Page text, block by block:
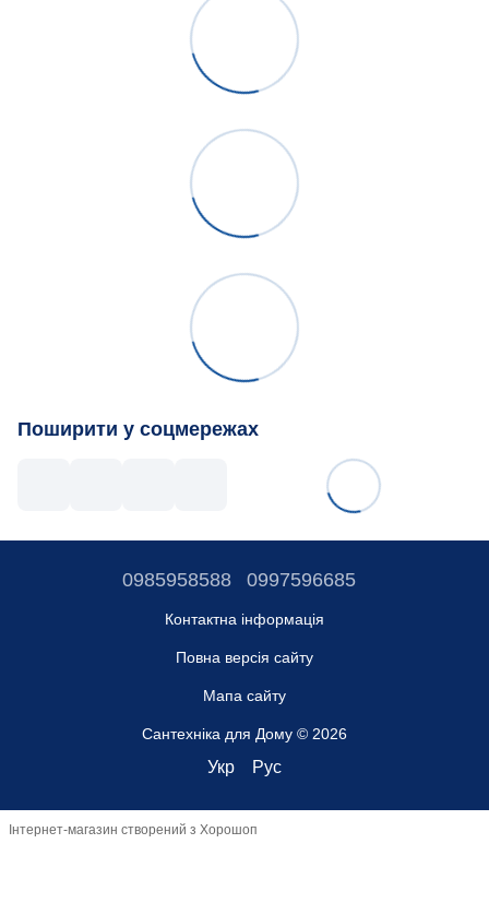
Поширити у соцмережах
0985958588 0997596685
Контактна інформація
Повна версія сайту
Мапа сайту
Сантехніка для Дому © 2026
Укр Рус
Інтернет-магазин створений з Хорошоп